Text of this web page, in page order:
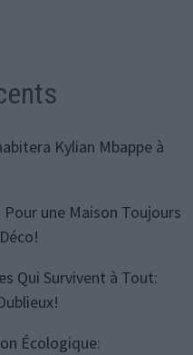
Kylian Mbappe à
Pour une Maison Toujours
Qui Survivent à Tout:
Écologique: